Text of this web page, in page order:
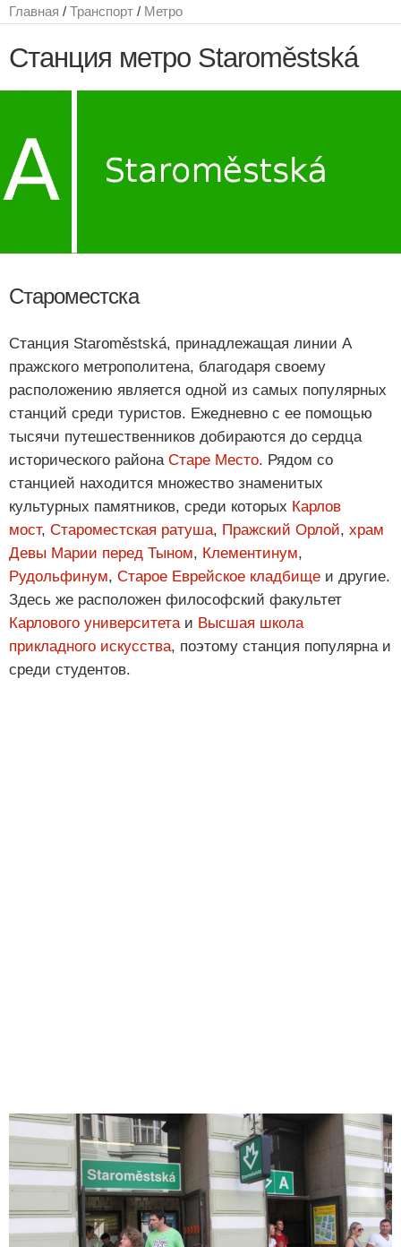
Главная / Транспорт / Метро
Станция метро Staroměstská
Староместска
Станция Staroměstská, принадлежащая линии А
пражского метрополитена, благодаря своему
расположению является одной из самых популярных
станций среди туристов. Ежедневно с ее помощью
тысячи путешественников добираются до сердца
исторического района Старе Место. Рядом со
станцией находится множество знаменитых
культурных памятников, среди которых Карлов
мост, Староместская ратуша, Пражский Орлой, храм
Девы Марии перед Тыном, Клементинум,
Рудольфинум, Старое Еврейское кладбище и другие.
Здесь же расположен философский факультет
Карлового университетаи Высшая школа
прикладного искусства, поэтому станция популярна и
среди студентов.